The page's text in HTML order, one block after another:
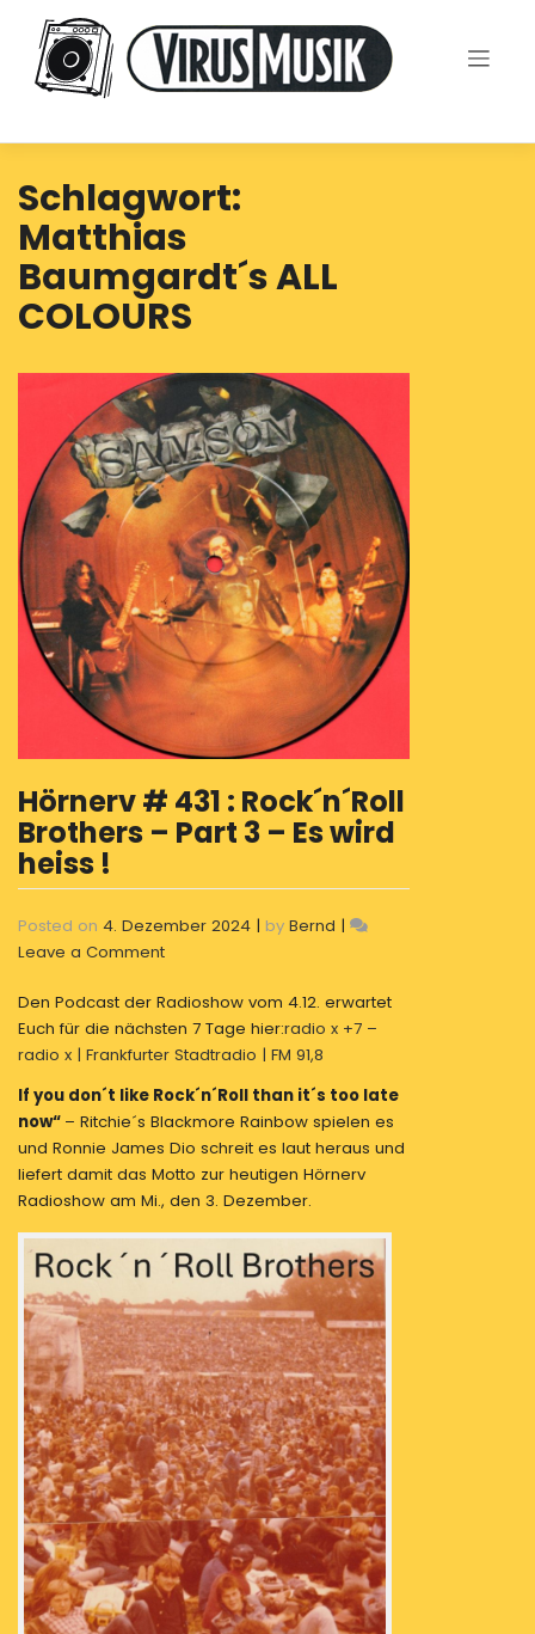
content
Schlagwort:
Matthias
Baumgardt´s ALL
COLOURS
Hörnerv # 431 : Rock´n´Roll
Brothers – Part 3 – Es wird
heiss !
Posted on 4. Dezember 2024 | by Bernd |
Leave a Commenton
#
431
:
Rock
´n
´Roll
Brothers
–
Part
3
Es
wird
heiss
!
Den Podcast der Radioshow vom 4.12. erwartet
Euch für die nächsten 7 Tage hier:radio x +7 –
radio x | Frankfurter Stadtradio | FM 91,8
If you don´t like Rock´n´Roll than it´s too late
now“ – Ritchie´s Blackmore Rainbow spielen es
und Ronnie James Dio schreit es laut heraus und
liefert damit das Motto zur heutigen Hörnerv
Radioshow am Mi., den 3. Dezember.